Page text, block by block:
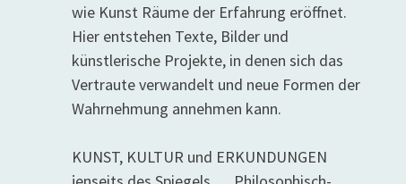
wie Kunst Räume der Erfahrung eröffnet.
Hier entstehen Texte, Bilder und
künstlerische Projekte, in denen sich das
Vertraute verwandelt und neue Formen der
Wahrnehmung annehmen kann.
KUNST, KULTUR und ERKUNDUNGEN